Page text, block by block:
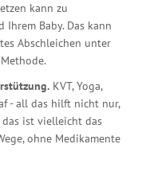
kann zu
Baby. Das kann
Abschleichen unter
KVT, Yoga,
- all das hilft nicht nur,
ist vielleicht das
ohne Medikamente